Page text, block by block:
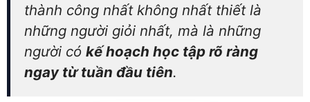
thành công nhất không nhất thiết là
những người giỏi nhất, mà là những
người có kế hoạch học tập rõ ràng
ngay từ tuần đầu tiên.